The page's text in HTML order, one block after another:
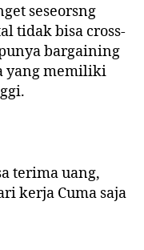
seseorsng
tidak bisa cross-
bargaining
yang memiliki
terima uang,
kerja Cuma saja